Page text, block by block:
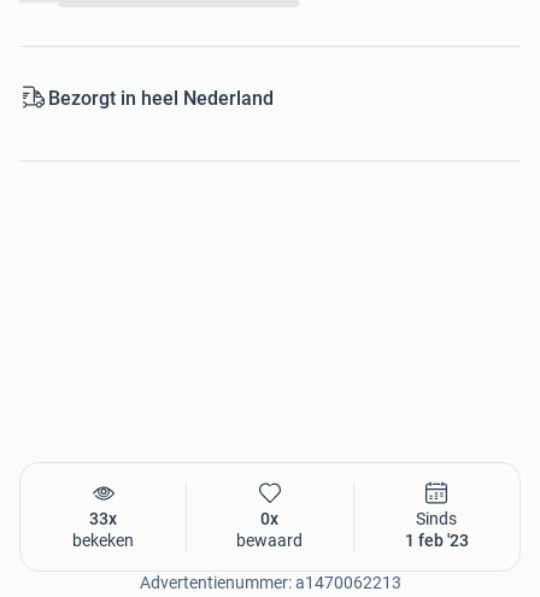
over dit product.
Bezorgt in heel Nederland
33x
bekeken
0x
bewaard
Sinds
1 feb '23
Advertentienummer: a1470062213